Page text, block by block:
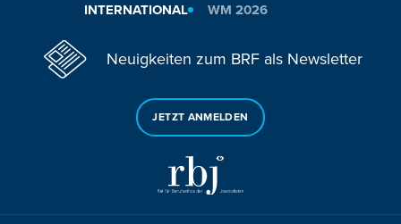
INTERNATIONAL
WM 2026
Neuigkeiten zum BRF als Newsletter
JETZT ANMELDEN